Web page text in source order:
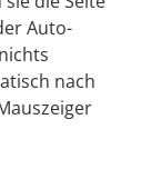
Auto-
nach